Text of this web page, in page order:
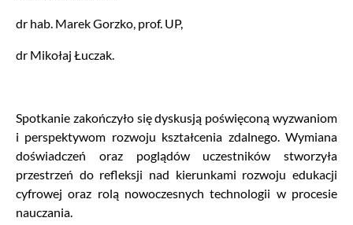
dr hab. Marek Gorzko, prof. UP,
dr Mikołaj Łuczak.
Spotkanie zakończyło się dyskusją poświęconą wyzwaniom
i perspektywom rozwoju kształcenia zdalnego. Wymiana
doświadczeń oraz poglądów uczestników stworzyła
przestrzeń do refleksji nad kierunkami rozwoju edukacji
cyfrowej oraz rolą nowoczesnych technologii w procesie
nauczania.